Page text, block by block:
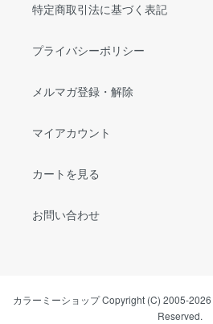
特定商取引法に基づく表記
プライバシーポリシー
メルマガ登録・解除
マイアカウント
カートを見る
お問い合わせ
カラーミーショップCopyright (C) 2005-2026
Reserved.